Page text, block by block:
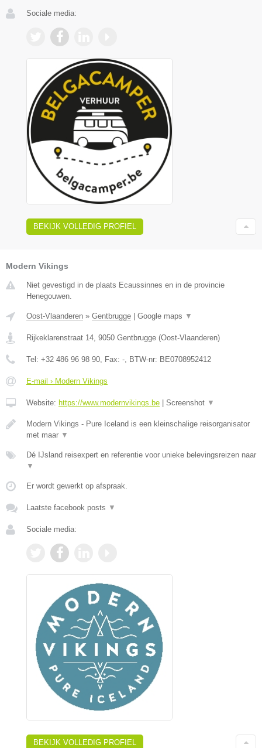
Sociale media:
BEKIJK VOLLEDIG PROFIEL
Modern Vikings
Niet gevestigd in de plaats Ecaussinnes en in de provincie
Henegouwen.
Oost-Vlaanderen » Gentbrugge Google maps ▼
Rijkeklarenstraat 14, 9050 Gentbrugge (Oost-Vlaanderen)
Tel: +32 486 96 98 90, Fax: -, BTW-nr: BE0708952412
E-mail › Modern Vikings
Website: https://www.modernvikings.be Screenshot ▼
Modern Vikings - Pure Iceland is een kleinschalige reisorganisator
met maar ▼
Dé IJsland reisexpert en referentie voor unieke belevingsreizen naar
▼
Er wordt gewerkt op afspraak.
Laatste facebook posts ▼
Sociale media:
BEKIJK VOLLEDIG PROFIEL